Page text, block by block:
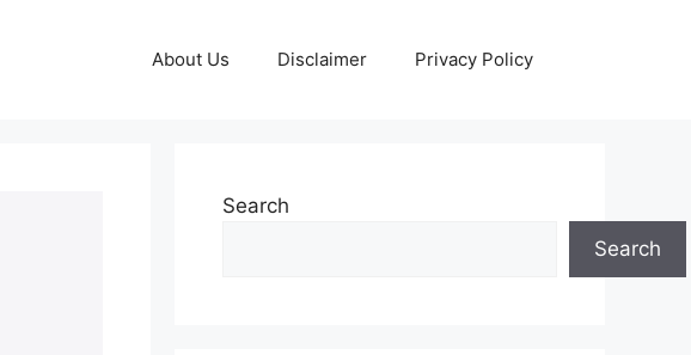
About Us Disclaimer Privacy Policy
Search
Search